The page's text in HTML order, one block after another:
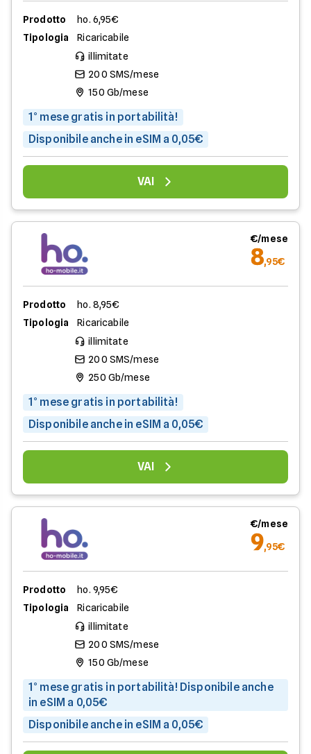
Prodotto
ho. 6,95€
Tipologia
Ricaricabile
illimitate
200 SMS/mese
150 Gb/mese
1° mese gratis in portabilità!
Disponibile anche in eSIM a 0,05€
VAI
€/mese
8,95€
Prodotto
ho. 8,95€
Tipologia
Ricaricabile
illimitate
200 SMS/mese
250 Gb/mese
1° mese gratis in portabilità!
Disponibile anche in eSIM a 0,05€
VAI
€/mese
9,95€
Prodotto
ho. 9,95€
Tipologia
Ricaricabile
illimitate
200 SMS/mese
150 Gb/mese
1° mese gratis in portabilità! Disponibile anche
in eSIM a 0,05€
Disponibile anche in eSIM a 0,05€